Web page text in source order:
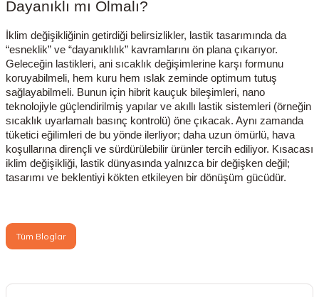
Dayanıklı mı Olmalı?
İklim değişikliğinin getirdiği belirsizlikler, lastik tasarımında da
“esneklik” ve “dayanıklılık” kavramlarını ön plana çıkarıyor.
Geleceğin lastikleri, ani sıcaklık değişimlerine karşı formunu
koruyabilmeli, hem kuru hem ıslak zeminde optimum tutuş
sağlayabilmeli. Bunun için hibrit kauçuk bileşimleri, nano
teknolojiyle güçlendirilmiş yapılar ve akıllı lastik sistemleri (örneğin
sıcaklık uyarlamalı basınç kontrolü) öne çıkacak. Aynı zamanda
tüketici eğilimleri de bu yönde ilerliyor; daha uzun ömürlü, hava
koşullarına dirençli ve sürdürülebilir ürünler tercih ediliyor. Kısacası
iklim değişikliği, lastik dünyasında yalnızca bir değişken değil;
tasarımı ve beklentiyi kökten etkileyen bir dönüşüm gücüdür.
Tüm Bloglar